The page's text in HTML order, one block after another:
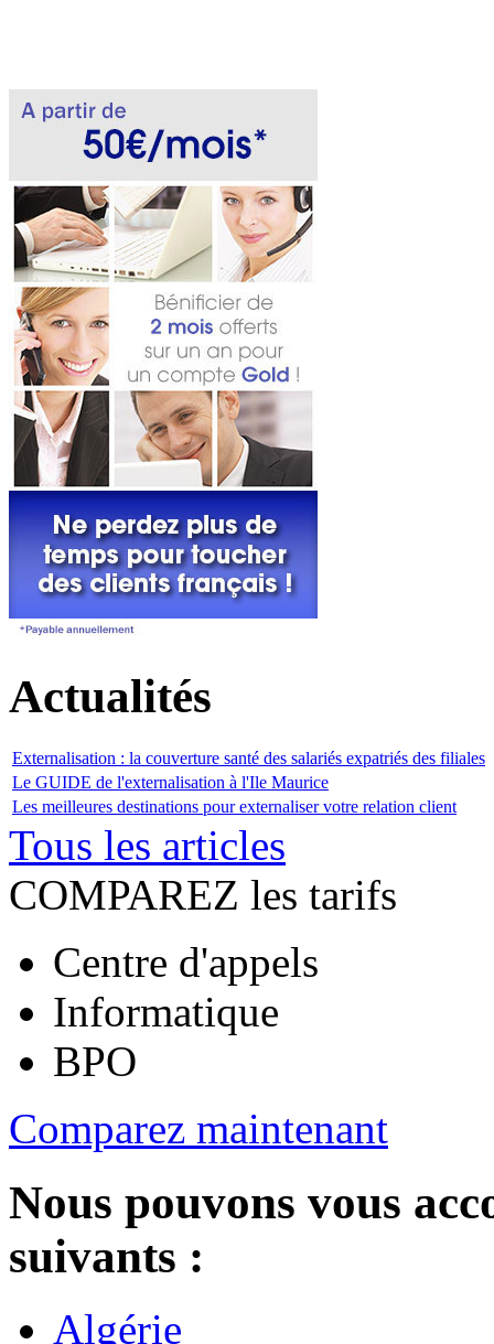
Actualités
Externalisation : la couverture santé des salariés expatriés des filiales
Le GUIDE de l'externalisation à l'Ile Maurice
Les meilleures destinations pour externaliser votre relation client
Tous les articles
COMPAREZ les tarifs
Centre d'appels
Informatique
BPO
Comparez maintenant
Nous pouvons vous
suivants :
Algérie